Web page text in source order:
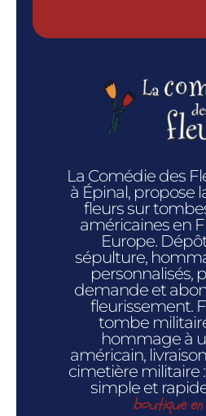
La Comédie des
à Épinal, propose
fleurs sur
américaines en
Europe.
sépulture,
personnalisés,
demande et
fleurissement.
tombe
hommage à
américain,
cimetière militaire
simple et
boutique en